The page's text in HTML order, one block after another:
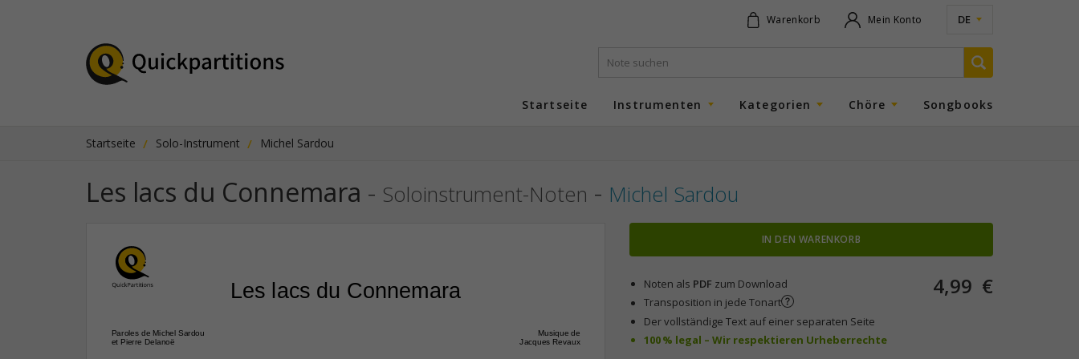
Warenkorb Mein Konto DE
Startseite Instrumenten Kategorien Chöre Songbooks
Startseite Solo-Instrument Michel Sardou
Les lacs du Connemara - Soloinstrument-Noten - Michel Sardou
Les lacs du Connemara
Paroles de Michel Sardou
et Pierre Delanoë
Musique de
Jacques Revaux
IN DEN WARENKORB
Noten als PDF zum Download
Transposition in jede Tonart
Der vollständige Text auf einer separaten Seite
100 % legal – Wir respektieren Urheberrechte
4,99 €